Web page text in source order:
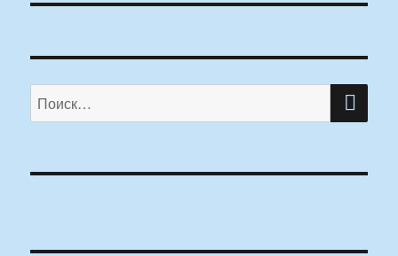
Искать: